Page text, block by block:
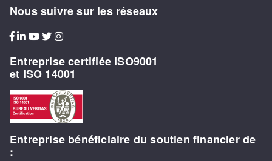
Nous suivre sur les réseaux
Entreprise certifiée ISO9001
et ISO 14001
Entreprise bénéficiaire du soutien financier de
: